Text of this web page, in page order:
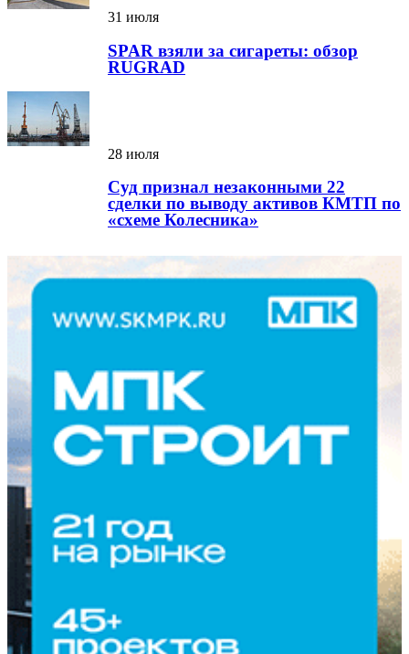
31 июля
SPAR взяли за сигареты: обзор
RUGRAD
28 июля
Суд признал незаконными 22
сделки по выводу активов КМТП по
«схеме Колесника»